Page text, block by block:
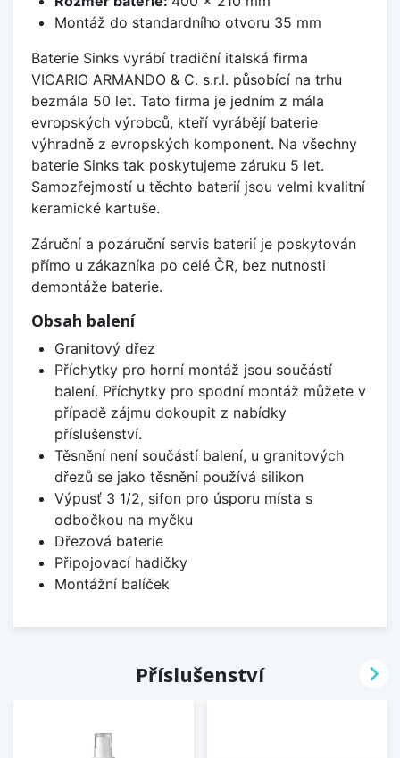
Montáž do standardního otvoru 35 mm
Baterie Sinks vyrábí tradiční italská firma
VICARIO ARMANDO & C. s.r.l. působící na trhu
bezmála 50 let. Tato firma je jedním z mála
evropských výrobců, kteří vyrábějí baterie
výhradně z evropských komponent. Na všechny
baterie Sinks tak poskytujeme záruku 5 let.
Samozřejmostí u těchto baterií jsou velmi kvalitní
keramické kartuše.
Záruční a pozáruční servis baterií je poskytován
přímo u zákazníka po celé ČR, bez nutnosti
demontáže baterie.
Obsah balení
Granitový dřez
Příchytky pro horní montáž jsou součástí
balení. Příchytky pro spodní montáž můžete v
případě zájmu dokoupit z nabídky
příslušenství.
Těsnění není součástí balení, u granitových
dřezů se jako těsnění používá silikon
Výpusť 3 1/2, sifon pro úsporu místa s
odbočkou na myčku
Dřezová baterie
Připojovací hadičky
Montážní balíček
Příslušenství 